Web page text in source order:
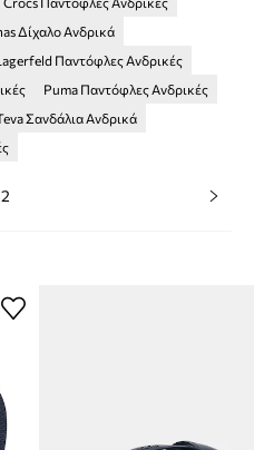
Δίχαλο Ανδρικά
Παντόφλες Ανδρικές
Puma Παντόφλες Ανδρικές
Σανδάλια Ανδρικά
2